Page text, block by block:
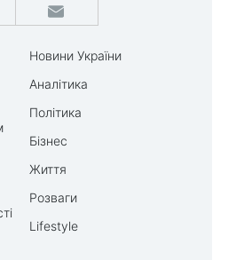
Новини України
Аналітика
Політика
Бізнес
Життя
Розваги
Lifestyle